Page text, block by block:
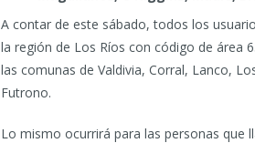
A contar de este sábado, todos los
la región de Los Ríos con código de área
las comunas de Valdivia, Corral, Lanco,
Futrono.
Lo mismo ocurrirá para las personas que